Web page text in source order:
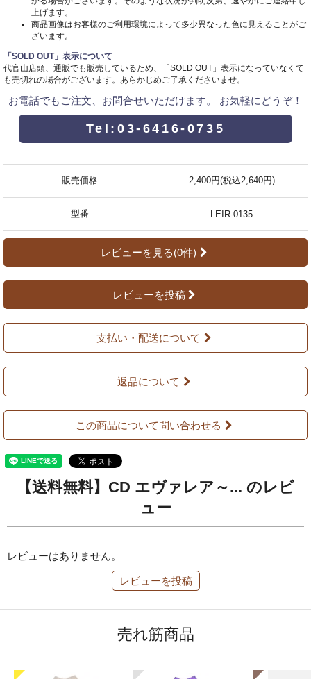
上げます。
商品画像はお客様のご利用環境によって多少異なった色に見えることがご
ざいます。
「SOLD OUT」表示について
代官山店頭、通販でも販売しているため、「SOLD OUT」表示になっていなくて
も売切れの場合がございます。あらかじめご了承くださいませ。
お電話でもご注文、お問合せいただけます。 お気軽にどうぞ！
Tel:03-6416-0735
販売価格 2,400円(税込2,640円)
型番 LEIR-0135
レビューを見る(0件)
レビューを投稿
支払い・配送について
返品について
この商品について問い合わせる
【送料無料】CD エヴァレア～... のレビ
ュー
レビューはありません。
レビューを投稿
売れ筋商品